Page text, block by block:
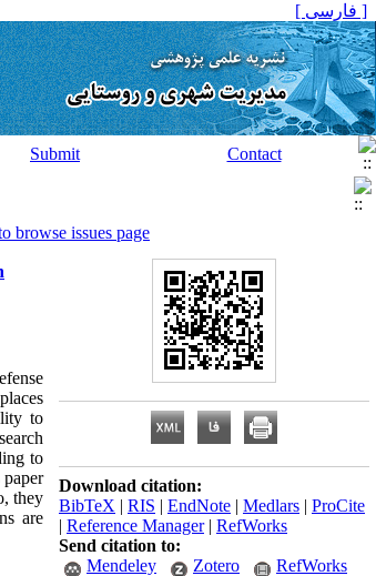
[ فارسی ]
Submit Contact
browse issues page
to
to
they
are
Download citation:
BibTeX | RIS | EndNote | Medlars | ProCite
| Reference Manager| RefWorks
Send citation to:
Mendeley
Zotero RefWorks